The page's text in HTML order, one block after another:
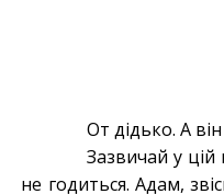
От дідько. А
Зазвичай у
не годиться. Адам,